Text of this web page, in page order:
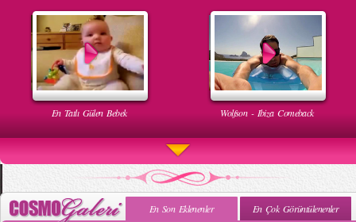
En Tatlı Gülen Bebek Wolfson - Ibiza Comeback
En Son Eklenenler En Çok Görüntülenenler